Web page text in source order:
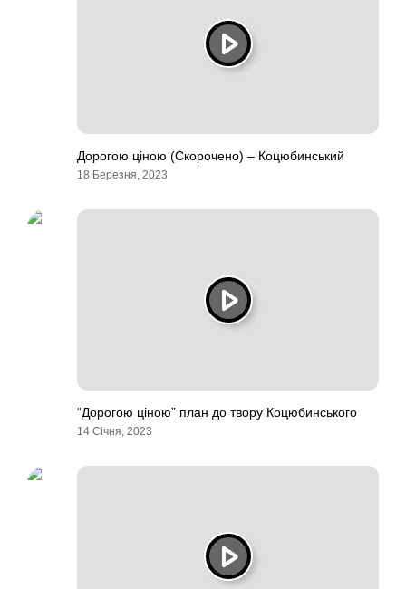
Дорогою ціною (Скорочено) – Коцюбинський
18 Березня, 2023
“Дорогою ціною” план до твору Коцюбинського
14 Січня, 2023